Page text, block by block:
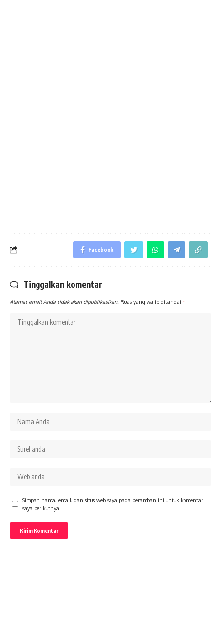
Facebook
Tinggalkan komentar
Alamat email Anda tidak akan dipublikasikan. Ruas yang wajib ditandai *
Simpan nama, email, dan situs web saya pada peramban ini untuk komentar
saya berikutnya.